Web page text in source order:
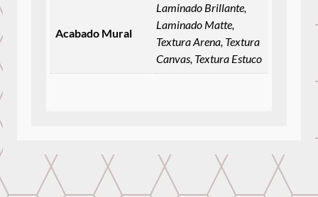
Acabado Mural
Laminado Brillante,
Laminado Matte,
Textura Arena, Textura
Canvas, Textura Estuco